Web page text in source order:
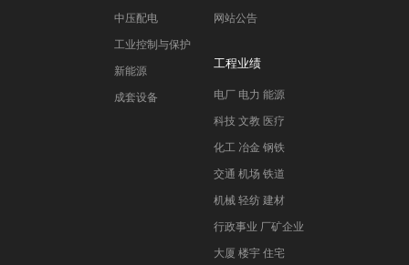
中压配电
工业控制与保护
新能源
成套设备
网站公告
工程业绩
电厂 电力 能源
科技 文教 医疗
化工 冶金 钢铁
交通 机场 铁道
机械 轻纺 建材
行政事业 厂矿企业
大厦 楼宇 住宅